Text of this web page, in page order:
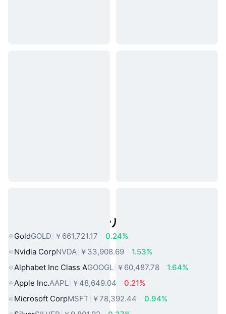
人気のリアルワールドアセット
GoldGOLD ￥661,721.17
0.24%
Nvidia CorpNVDA ￥33,908.69
1.53%
Alphabet Inc Class AGOOGL ￥60,487.78
1.64%
Apple Inc.AAPL ￥48,649.04
0.21%
Microsoft CorpMSFT ￥78,392.44
0.94%